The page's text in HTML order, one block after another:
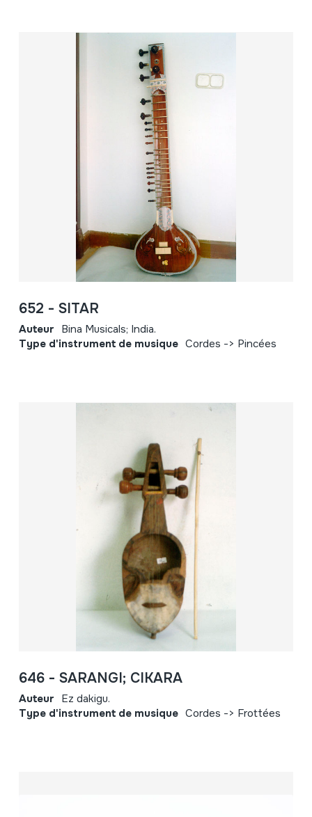
652 - SITAR
Auteur Bina Musicals; India.
Type d'instrument de musique Cordes -> Pincées
646 - SARANGI; CIKARA
Auteur Ez dakigu.
Type d'instrument de musique Cordes -> Frottées